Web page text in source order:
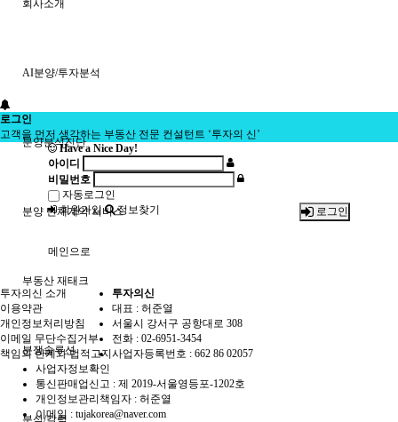
회사소개
AI분양/투자분석
분양분석진단
분양 단체계약 서비스
부동산 재태크
분쟁솔루션
분석/칼럼
로그인
고객을 먼저 생각하는 부동산 전문 컨설턴트 ‘투자의 신’
Have a Nice Day!
아이디
비밀번호
자동로그인
로그인
회원가입 정보찾기
메인으로
투자의신 소개
이용약관
개인정보처리방침
이메일 무단수집거부
책임의 한계와 법적고지
투자의신
대표 : 허준열
서울시 강서구 공항대로 308
전화 : 02-6951-3454
사업자등록번호 : 662 86 02057
사업자정보확인
통신판매업신고 : 제 2019-서울영등포-1202호
개인정보관리책임자 : 허준열
이메일 : tujakorea@naver.com